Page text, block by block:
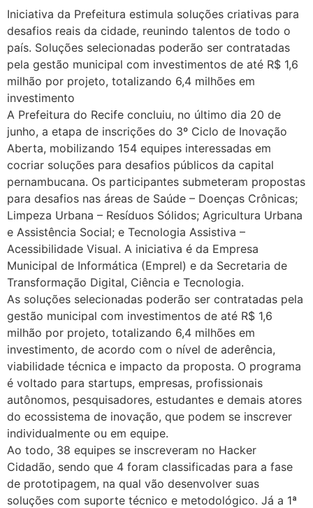
Iniciativa da Prefeitura estimula soluções criativas para
desafios reais da cidade, reunindo talentos de todo o
país. Soluções selecionadas poderão ser contratadas
pela gestão municipal com investimentos de até R$ 1,6
milhão por projeto, totalizando 6,4 milhões em
investimento
A Prefeitura do Recife concluiu, no último dia 20 de
junho, a etapa de inscrições do 3º Ciclo de Inovação
Aberta, mobilizando 154 equipes interessadas em
cocriar soluções para desafios públicos da capital
pernambucana. Os participantes submeteram propostas
para desafios nas áreas de Saúde – Doenças Crônicas;
Limpeza Urbana – Resíduos Sólidos; Agricultura Urbana
e Assistência Social; e Tecnologia Assistiva –
Acessibilidade Visual. A iniciativa é da Empresa
Municipal de Informática (Emprel) e da Secretaria de
Transformação Digital, Ciência e Tecnologia.
As soluções selecionadas poderão ser contratadas pela
gestão municipal com investimentos de até R$ 1,6
milhão por projeto, totalizando 6,4 milhões em
investimento, de acordo com o nível de aderência,
viabilidade técnica e impacto da proposta. O programa
é voltado para startups, empresas, profissionais
autônomos, pesquisadores, estudantes e demais atores
do ecossistema de inovação, que podem se inscrever
individualmente ou em equipe.
Ao todo, 38 equipes se inscreveram no Hacker
Cidadão, sendo que 4 foram classificadas para a fase
de prototipagem, na qual vão desenvolver suas
soluções com suporte técnico e metodológico. Já a 1ª